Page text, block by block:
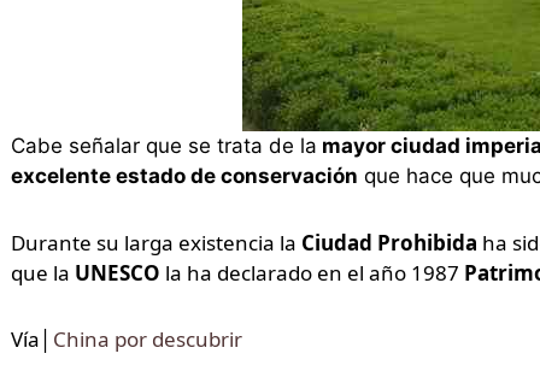
Cabe señalar que se trata de la mayor ciudad
excelente estado de conservación que hace que
Durante su larga existencia la Ciudad Prohibida ha
que la UNESCO la ha declarado en el año 1987
Vía│ China por descubrir